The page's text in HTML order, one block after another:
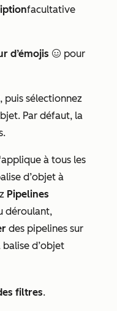
facultative
d’émojis emojiIcon pour
, puis sélectionnez
Par défaut, la
à tous les
d’objet à
Pipelines
déroulant,
des pipelines sur
d’objet
filtres.